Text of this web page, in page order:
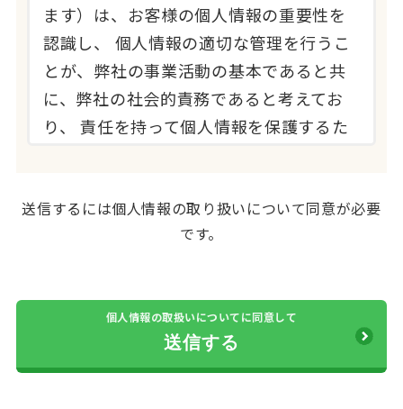
ます）は、お客様の個人情報の重要性を
認識し、 個人情報の適切な管理を行うこ
とが、弊社の事業活動の基本であると共
に、弊社の社会的責務であると考えてお
り、 責任を持って個人情報を保護するた
2.個人情報の定義
本個人情報保護方針における「個人情
連業務、ご遺体搬送業務、 法事・法要、
生花・ご供花承り業務、会員制運営業務
等、以下、「弊社取り扱い業務」といい
送信するには個人情報の取り扱いについて同意が必要
です。
個人情報の取扱いについてに同意して